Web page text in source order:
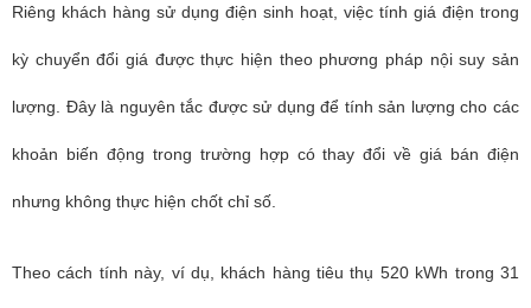
Riêng khách hàng sử dụng điện sinh hoạt, việc tính giá điện trong
kỳ chuyển đổi giá được thực hiện theo phương pháp nội suy sản
lượng. Đây là nguyên tắc được sử dụng để tính sản lượng cho các
khoản biến động trong trường hợp có thay đổi về giá bán điện
nhưng không thực hiện chốt chỉ số.
Theo cách tính này, ví dụ, khách hàng tiêu thụ 520 kWh trong 31